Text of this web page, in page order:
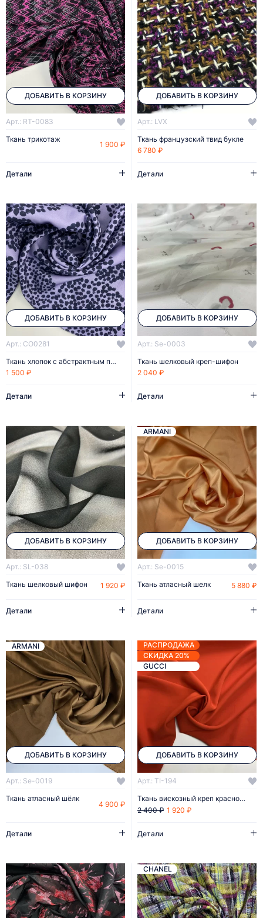
ДОБАВИТЬ В КОРЗИНУ
Арт.: RT-0083
Ткань трикотаж
1 900 ₽
Детали
ДОБАВИТЬ В КОРЗИНУ
Арт.: LVX
Ткань французский твид букле
6 780 ₽
Детали
ДОБАВИТЬ В КОРЗИНУ
Арт.: CO0281
Ткань хлопок с абстрактным принтом
1 500 ₽
Детали
ДОБАВИТЬ В КОРЗИНУ
Арт.: Se-0003
Ткань шелковый креп-шифон
2 040 ₽
Детали
ДОБАВИТЬ В КОРЗИНУ
Арт.: SL-038
Ткань шелковый шифон
1 920 ₽
Детали
ДОБАВИТЬ В КОРЗИНУ
ARMANI
Арт.: Se-0015
Ткань атласный шелк
5 880 ₽
Детали
ДОБАВИТЬ В КОРЗИНУ
ARMANI
Арт.: Se-0019
Ткань атласный шёлк
4 900 ₽
Детали
ДОБАВИТЬ В КОРЗИНУ
РАСПРОДАЖА
СКИДКА 20%
GUCCI
Арт.: TI-194
Ткань вискозный креп красного цвета
1 920 ₽
2 400 ₽
Детали
CHANEL